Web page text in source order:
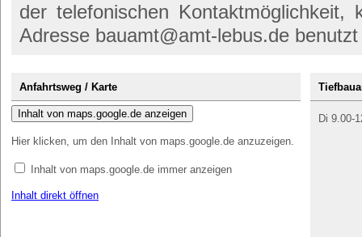
der telefonischen Kontaktmöglichkeit,
Adresse bauamt@amt-lebus.de
Anfahrtsweg / Karte
Inhalt von maps.google.de anzeigen
Hier klicken, um den Inhalt von maps.google.de anzuzeigen.
Inhalt von maps.google.de immer anzeigen
Inhalt direkt öffnen
Di 9.00-